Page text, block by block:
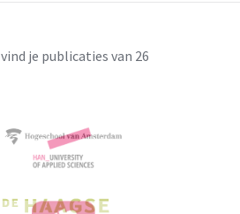
je publicaties van 26